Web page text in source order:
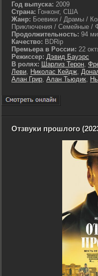
Год выпуска: 2009
Страна: Гонконг, США
Жанр: Боевики / Драмы /
Приключения / Семейные /
Продолжительность: 94
Качество: BDRip
Премьера в России: 22
Режиссер: Дэвид Бауэрс
В ролях: Шарлиз Терон,
Леви, Николас Кейдж,
Алан Грир, Алан Тьюдик,
Отзвуки прошлого